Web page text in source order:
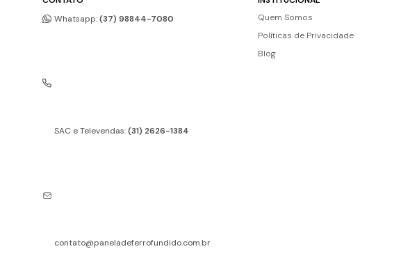
Whatsapp:(37) 98844-7080
SAC e Televendas:(31) 2626-1384
contato@paneladeferrofundido.com.br
Quem Somos
Políticas de Privacidade
Blog